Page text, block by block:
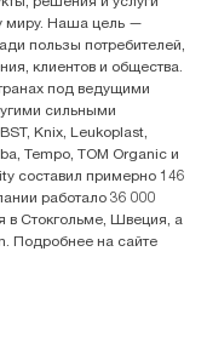
в Казахстане Пр.
миру. Наша цель —
пользы потребителей,
клиентов и общества.
под ведущими
сильными
Knix, Leukoplast,
Tempo, TOM Organic и
составил примерно 146
работало 36 000
в Стокгольме, Швеция, а
Подробнее на сайте